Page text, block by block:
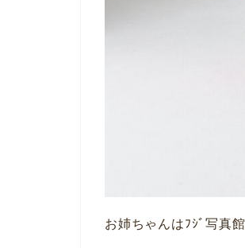
お姉ちゃんはﾌｼﾞ写真